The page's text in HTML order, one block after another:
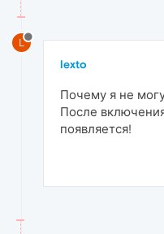
L
lexto
Почему я не
После
появляется!